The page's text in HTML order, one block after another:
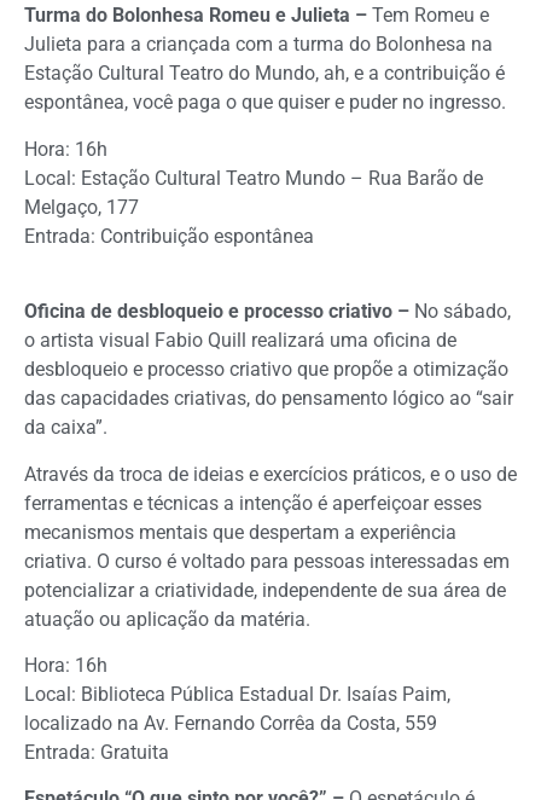
Turma do Bolonhesa Romeu e Julieta – Tem Romeu e
Julieta para a criançada com a turma do Bolonhesa na
Estação Cultural Teatro do Mundo, ah, e a contribuição é
espontânea, você paga o que quiser e puder no ingresso.
Hora: 16h
Local: Estação Cultural Teatro Mundo – Rua Barão de
Melgaço, 177
Entrada: Contribuição espontânea
Oficina de desbloqueio e processo criativo – No sábado,
o artista visual Fabio Quill realizará uma oficina de
desbloqueio e processo criativo que propõe a otimização
das capacidades criativas, do pensamento lógico ao “sair
da caixa”.
Através da troca de ideias e exercícios práticos, e o uso de
ferramentas e técnicas a intenção é aperfeiçoar esses
mecanismos mentais que despertam a experiência
criativa. O curso é voltado para pessoas interessadas em
potencializar a criatividade, independente de sua área de
atuação ou aplicação da matéria.
Hora: 16h
Local: Biblioteca Pública Estadual Dr. Isaías Paim,
localizado na Av. Fernando Corrêa da Costa, 559
Entrada: Gratuita